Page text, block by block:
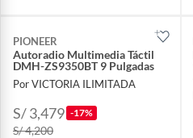
PIONEER
Autoradio Multimedia Táctil
DMH-ZS9350BT 9 Pulgadas
Por VICTORIA ILIMITADA
S/ 3,479 -17%
S/ 4,200